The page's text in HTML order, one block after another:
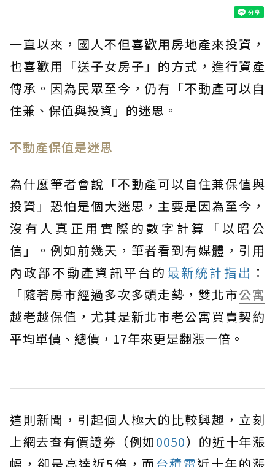
一直以來，國人不但喜歡用房地產來投資，
也喜歡用「送子女房子」的方式，進行資產
傳承。因為民眾至今，仍有「不動產可以自
住兼、保值與投資」的迷思。
不動產保值是迷思
為什麼筆者會說「不動產可以自住兼保值與
投資」恐怕是個大迷思，主要是因為至今，
沒有人真正用實際的數字計算「以昭公
信」。例如前幾天，筆者看到有媒體，引用
內政部不動產資訊平台的 最新統計指出 ：
「隨著房市經過多次多頭走勢，雙北市公寓
越老越保值，尤其是新北市老公寓買賣契約
平均單價、總價，17年來更是翻漲一倍。
這則新聞，引起個人極大的比較興趣，立刻
上網去查有價證券（例如0050）的近十年漲